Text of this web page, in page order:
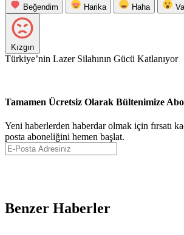
Beğendim Harika Haha
Kızgın
Türkiye’nin Lazer Silahının Gücü Katlanıyor
Tamamen Ücretsiz Olarak Bültenimize
Yeni haberlerden haberdar olmak için fırsatı
posta aboneliğini hemen başlat.
Benzer Haberler